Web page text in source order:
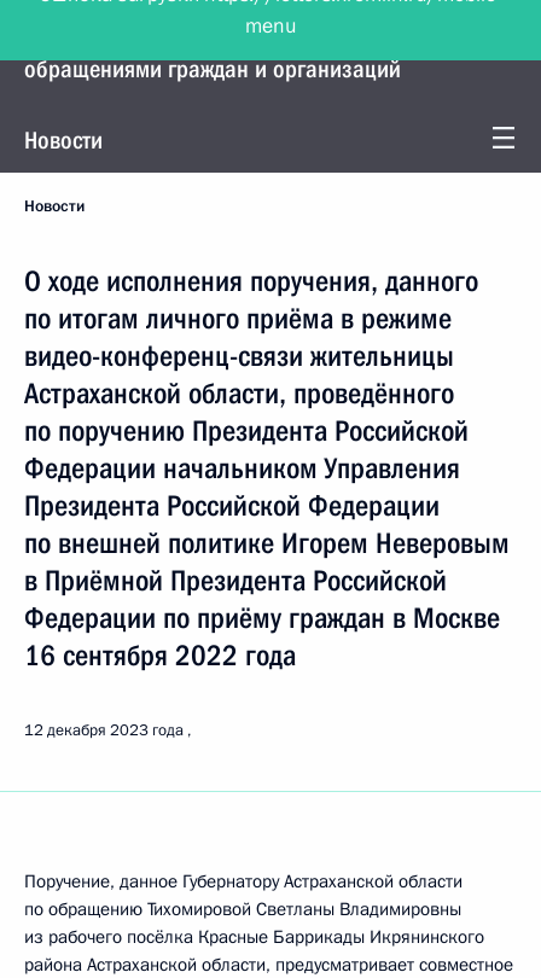
Управление Президента по работе с
обращениями граждан и организаций
Новости
Новости
О ходе исполнения поручения, данного
по итогам личного приёма в режиме
видео-конференц-связи жительницы
Астраханской области, проведённого
по поручению Президента Российской
Федерации начальником Управления
Президента Российской Федерации
по внешней политике Игорем Неверовым
в Приёмной Президента Российской
Федерации по приёму граждан в Москве
16 сентября 2022 года
12 декабря 2023 года
Поручение, данное Губернатору Астраханской области
по обращению Тихомировой Светланы Владимировны
из рабочего посёлка Красные Баррикады Икрянинского
района Астраханской области, предусматривает совместное
menu